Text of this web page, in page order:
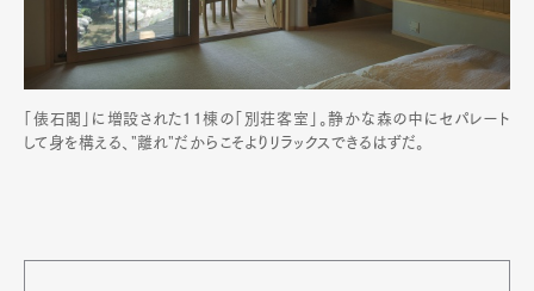
Art&DesignWatchFashion
GourmetCars
「俵石閣」に増設された11棟の「別荘客室」。静かな森の中にセパレート
して身を構える、"離れ"だからこそよりリラックスできるはずだ。